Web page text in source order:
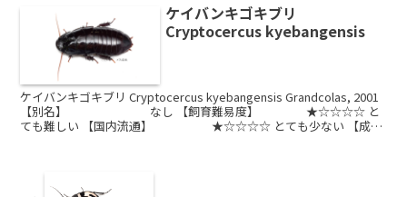
ケイバンキゴキブリ
Cryptocercus kyebangensis
ケイバンキゴキブリ Cryptocercus kyebangensis Grandcolas, 2001
【別名】 なし 【飼育難易度】 ★☆☆☆☆ と
ても難しい 【国内流通】 ★☆☆☆☆ とても少ない 【成虫